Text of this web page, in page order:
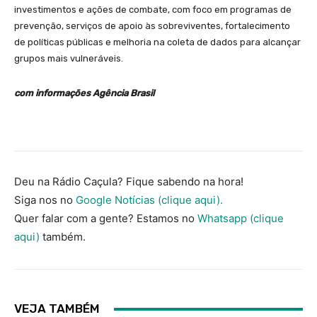
investimentos e ações de combate, com foco em programas de
prevenção, serviços de apoio às sobreviventes, fortalecimento
de políticas públicas e melhoria na coleta de dados para alcançar
grupos mais vulneráveis.
com informações Agência Brasil
Deu na Rádio Caçula? Fique sabendo na hora!
Siga nos no Google Notícias (clique aqui).
Quer falar com a gente? Estamos no Whatsapp (clique
aqui) também.
VEJA TAMBÉM